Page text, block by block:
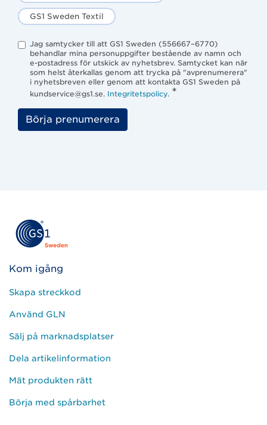
GS1 Sweden Textil
Jag samtycker till att GS1 Sweden (556667–6770)
behandlar mina personuppgifter bestående av namn och
e-postadress för utskick av nyhetsbrev. Samtycket kan när
som helst återkallas genom att trycka på "avprenumerera"
i nyhetsbreven eller genom att kontakta GS1 Sweden på
kundservice@gs1.se. Integritetspolicy. *
Lämna detta fält tomt
Börja prenumerera
Kom igång
Skapa streckkod
Använd GLN
Sälj på marknadsplatser
Dela artikelinformation
Mät produkten rätt
Börja med spårbarhet